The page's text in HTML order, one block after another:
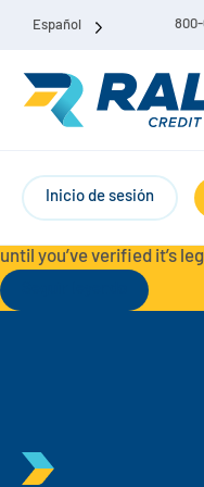
Español 800-
Inicio de sesión
Cuenta corriente
Ahorro
contact Rally Credit
you receive a letter,
until you’ve verified it’s